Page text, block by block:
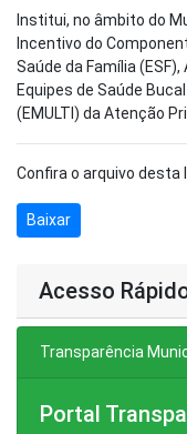
Institui, no âmbito do
Incentivo do
Saúde da Família
Equipes de Saúde
(EMULTI) da Atenção
Confira o arquivo desta
Baixar
Acesso
Transparência
Portal